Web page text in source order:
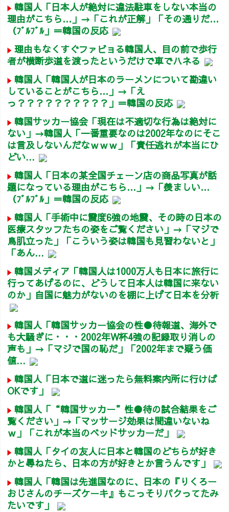
韓国人「日本人が絶対に違法駐車をしない本当の
理由がこちら…」→「これが正解」「その通りだ…
（ﾌﾞﾙﾌﾞﾙ」＝韓国の反応
理由もなくすぐファビョる韓国人、目の前で歩行
者が横断歩道を渡ったというだけで車でハネる
韓国人「韓国人が日本のラーメンについて勘違い
していることがこちら…」→「え
っ？？？？？？？？？？」＝韓国の反応
韓国サッカー協会「現在は不適切な行為は絶対に
ない」→韓国人「一番重要なのは2002年なのにそこ
は言及しないんだなｗｗｗ」「責任逃れが本当にひ
どい...
韓国人「日本の某全国チェーン店の商品写真が話
題になっている理由がこちら…」→「羨ましい…
（ﾌﾞﾙﾌﾞﾙ」＝韓国の反応
韓国人「手術中に震度6強の地震、その時の日本の
医療スタッフたちの姿をご覧ください」→「マジで
鳥肌立った」「こういう姿は韓国も見習わないと」
「あん...
韓国メディア「韓国人は1000万人も日本に旅行に
行ってあげるのに、どうして日本人は韓国に来ない
のか」自国に魅力がないのを棚に上げて日本を分析
韓国人「韓国サッカー協会の性●待報道、海外で
も大騒ぎに・・・2002年W杯4強の記録取り消しの
声も」→「マジで国の恥だ」「2002年まで疑う価
値...
韓国人「日本で道に迷ったら無料案内所に行けば
OKです」
韓国人「“韓国サッカー”性●待の試合結果をご
覧ください」→「マッサージ効果は間違いないね
ｗ」「これが本当のベッドサッカーだ」
韓国人「タイの友人に日本と韓国のどちらが好き
かと尋ねたら、日本の方が好きとか言うんです」
韓国人「韓国は先進国なのに、日本の『りくろー
おじさんのチーズケーキ』もこっそりパクってたみ
たいです」